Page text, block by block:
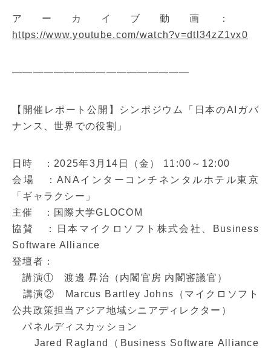
アーカイブ動画：
https://www.youtube.com/watch?v=dtl34zZ1vx0
—————————————————
【開催レポート公開】シンポジウム「日本のAIガバ
ナンス、世界での役割」
日時 ：2025年3月14日（金） 11:00～12:00
会場 ：ANAインターコンチネンタルホテル東京
「ギャラクシー」
主催 ：国際大学GLOCOM
協賛 ：日本マイクロソフト株式会社、Business
Software Alliance
登壇者：
講演① 渡邊 昇治（内閣官房 内閣審議官）
講演② Marcus Bartley Johns（マイクロソフト
公共政策担当アジア地域シニアディレクター）
パネルディスカッション
Jared Ragland（Business Software Alliance